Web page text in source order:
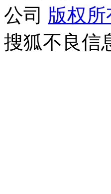
公司 版权所
搜狐不良信